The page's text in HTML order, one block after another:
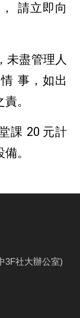
請立即向
未盡管理人
事，如出
。
課 20 元計
。
3F社大辦公室)